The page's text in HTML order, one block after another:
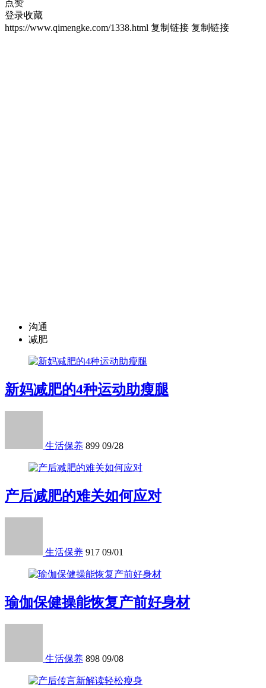
点赞
登录收藏
https://www.qimengke.com/1338.html 复制链接 复制链接
沟通
减肥
新妈减肥的4种运动助瘦腿
生活保养 899 09/28
产后减肥的难关如何应对
生活保养 917 09/01
瑜伽保健操能恢复产前好身材
生活保养 898 09/08